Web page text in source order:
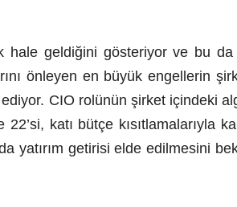
hale geldiğini gösteriyor ve bu
önleyen en büyük engellerin
CIO rolünün şirket içindeki
katı bütçe kısıtlamalarıyla
yatırım getirisi elde edilmesini